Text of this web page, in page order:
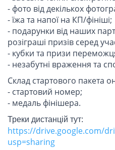
- фото від декількох
- їжа та напої на КП/фініші;
- подарунки від наших
розіграші призів серед
- кубки та призи
- незабутні враження та
Склад стартового пакета
- стартовий номер;
- медаль фінішера.
Треки дистанцій тут:
https://drive.google.com/
usp=sharing